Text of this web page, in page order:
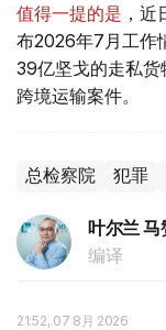
值得一提的是 ，
布2026年7月工作
39亿坚戈的走私
跨境运输案件。
总检察院 犯罪
叶尔兰 马
编译
21:52, 07 8月 2026